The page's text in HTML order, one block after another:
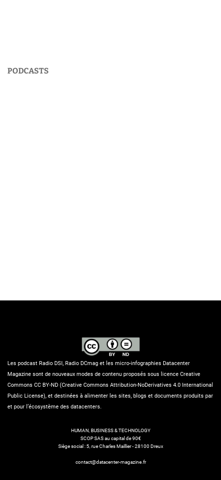
PODCASTS
Les podcast Radio DSI, Radio DCmag et les micro-infographies Datacenter
Magazine sont de nouveaux modes de contenu proposés sous licence Creative
Commons CC BY-ND (Creative Commons Attribution-NoDerivatives 4.0 International
Public License), et destinées à alimenter les sites, blogs et documents produits par
et pour l’écosystème des datacenters.
HUMAN, BUSINESS & TECHNOLOGY
SCOP SAS au capital de 90€
Siège social : 5, rue Charles Maillier - 28100 Dreux
contact@datacenter-magazine.fr